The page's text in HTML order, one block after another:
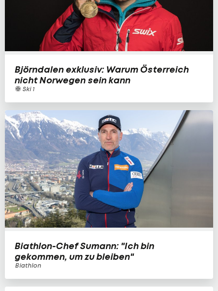
Björndalen exklusiv: Warum Österreich
nicht Norwegen sein kann
Ski 1
Biathlon-Chef Sumann: "Ich bin
gekommen, um zu bleiben"
Biathlon